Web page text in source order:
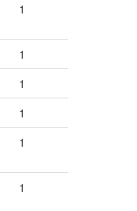
1
1
1
1
1
1